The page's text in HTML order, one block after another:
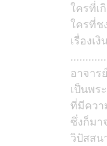
ใครที่เ
ใครที่ช
เรื่องเ
อาจาร
เป็นพร
ที่มีควา
ซึ่งก็มา
วิปัสสน